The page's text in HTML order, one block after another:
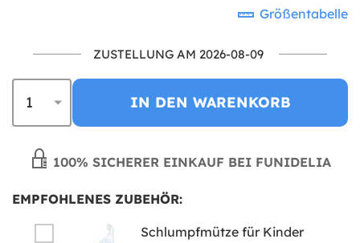
Größentabelle
ZUSTELLUNG AM 2026-08-09
IN DEN WARENKORB
100% SICHERER EINKAUF BEI FUNIDELIA
EMPFOHLENES ZUBEHÖR:
Schlumpfmütze für Kinder